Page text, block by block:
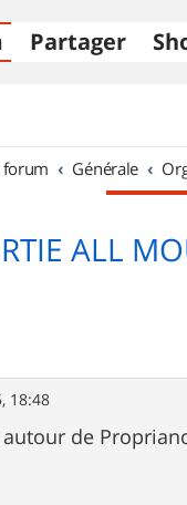
Partager
forum Générale
ALL
18:48
de